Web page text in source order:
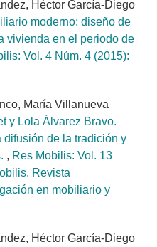
Héctor García-Diego
moderno: diseño de
vivienda en el periodo de
Vol. 4 Núm. 4 (2015):
María Villanueva
y Lola Álvarez Bravo.
de la tradición y
, Res Mobilis: Vol. 13
Revista
en mobiliario y
Héctor García-Diego